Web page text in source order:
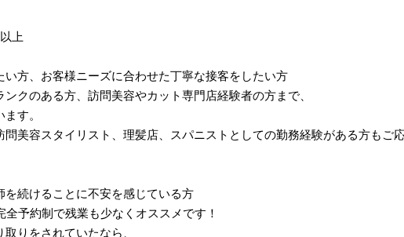
上
方、お客様ニーズに合わせた丁寧な接客をしたい方
クのある方、訪問美容やカット専門店経験者の方まで、
す。
美容スタイリスト、理髪店、スパニストとしての勤務経験がある方もご
を続けることに不安を感じている方
全予約制で残業も少なくオススメです！
りをされていたなら、